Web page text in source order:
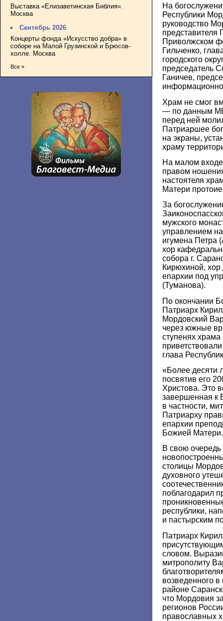
Выставка «Елизаветинская Библия».
Москва
Сентябрь 2026
Концерты фонда «Искусство добра» в
соборе на Малой Грузинской и Брюсов-
холле. Москва
Все »
На
Республики
руководство
представителя
Приволжском
Гильченко,
городского
председатель
Ганичев,
Храм не смог
— по данным
перед ней
Патриаршее
на экраны,
храму
На малом
правом
настоятеля
Матери
За
мужского
управлением
игумена Петра
хор
собора г.
Кирюхиной, хор
епархии под
(Туманова).
По окончании
Патриарх
Мордовский
через южные
ступенях храма
глава
«Более десяти
посвятив его
Христова. Это
завершенная к
в частности,
Патриарху
епархии
Божией Матери.
В свою
столицы
духовного
поблагодарил
республики,
и пастырским
Патриарх
словом.
митрополиту
возведенного
районе
что Мордовия
регионов
православных